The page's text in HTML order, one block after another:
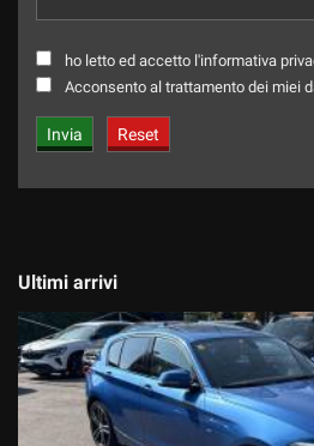
ho letto ed accetto l'informativa
Acconsento al trattamento dei miei
Ultimi arrivi